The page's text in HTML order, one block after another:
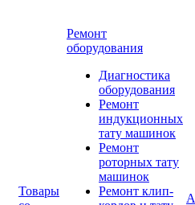
Товары
Ремонт
оборудования
Диагностика
оборудования
Ремонт
индукционных
тату машинок
Ремонт
роторных тату
машинок
Ремонт клип-